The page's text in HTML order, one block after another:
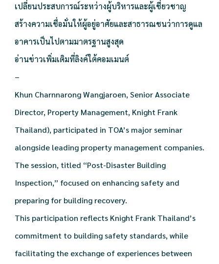
เปลี่ยนประสบการณ์ระหว่างผู้บริหารและผู้เชี่ยวชาญ
สร้างความเชื่อมั่นให้ผู้อยู่อาศัยและสาธารณชนว่าการดูแล
อาคารเป็นไปตามมาตรฐานสูงสุด
อ่านข่าวเพิ่มเติมที่ลิงค์ใต้คอมเมนต์
–
Khun Charnnarong Wangjaroen, Senior Associate
Director, Property Management, Knight Frank
Thailand), participated in TOA’s major seminar
alongside leading property management companies.
The session, titled “Post-Disaster Building
Inspection,” focused on enhancing safety and
preparing for building recovery.
This participation reflects Knight Frank Thailand’s
commitment to building safety standards, while
facilitating the exchange of experiences between